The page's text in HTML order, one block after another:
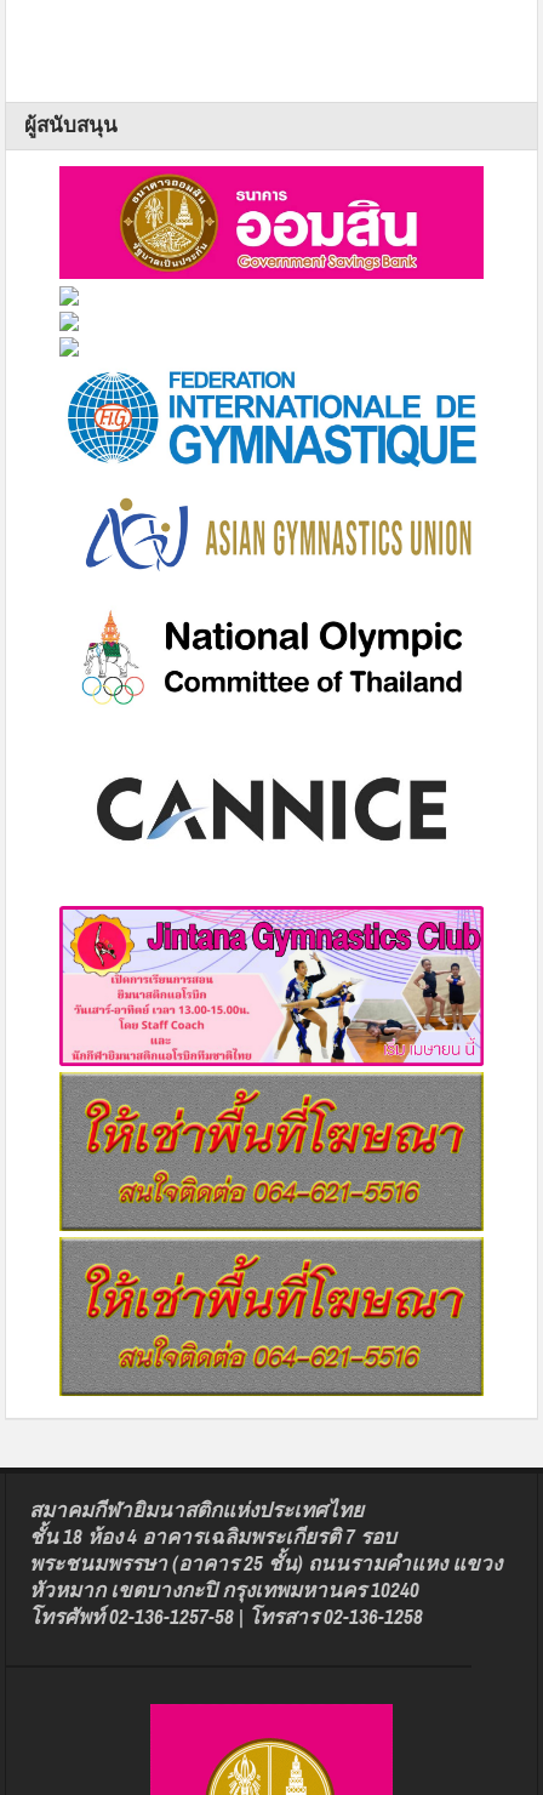
ผู้สนับสนุน
สมาคมกีฬายิมนาสติกแห่งประเทศไทย
ชั้น 18 ห้อง 4 อาคารเฉลิมพระเกียรติ 7 รอบ
พระชนมพรรษา (อาคาร 25 ชั้น) ถนนรามคำแหง แขวง
หัวหมาก เขตบางกะปิ กรุงเทพมหานคร 10240
โทรศัพท์ 02-136-1257-58 | โทรสาร 02-136-1258